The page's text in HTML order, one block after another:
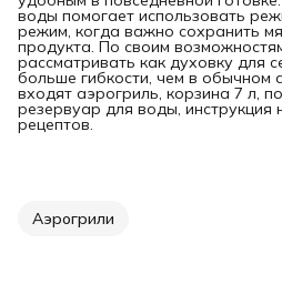
воды помогает использовать
режим, когда важно сохранить
продукта. По своим
рассматривать как духовку для
больше гибкости, чем в обычном
входят аэрогриль, корзина 7 л,
резервуар для воды, инструкция
рецептов.
Аэрогрили